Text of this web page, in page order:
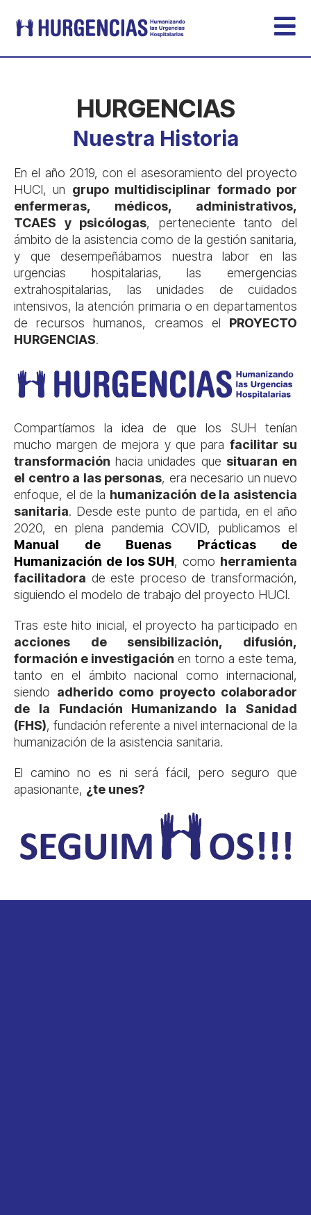
HURGENCIAS
Nuestra Historia
En el año 2019, con el asesoramiento del proyecto
HUCI, un grupo multidisciplinar formado por
enfermeras, médicos, administrativos,
TCAES y psicólogas, perteneciente tanto del
ámbito de la asistencia como de la gestión sanitaria,
y que desempeñábamos nuestra labor en las
urgencias hospitalarias, las emergencias
extrahospitalarias, las unidades de cuidados
intensivos, la atención primaria o en departamentos
de recursos humanos, creamos el PROYECTO
HURGENCIAS.
Compartíamos la idea de que los SUH tenían
mucho margen de mejora y que para facilitar su
transformación hacia unidades que situaran en
el centro a las personas, era necesario un nuevo
enfoque, el de la humanización de la asistencia
sanitaria. Desde este punto de partida, en el año
2020, en plena pandemia COVID, publicamos el
Manual de Buenas Prácticas de
Humanización de los SUH, como herramienta
facilitadora de este proceso de transformación,
siguiendo el modelo de trabajo del proyecto HUCI.
Tras este hito inicial, el proyecto ha participado en
acciones de sensibilización, difusión,
formación e investigación en torno a este tema,
tanto en el ámbito nacional como internacional,
siendo adherido como proyecto colaborador
de la Fundación Humanizando la Sanidad
(FHS), fundación referente a nivel internacional de la
humanización de la asistencia sanitaria.
El camino no es ni será fácil, pero seguro que
apasionante, ¿te unes?